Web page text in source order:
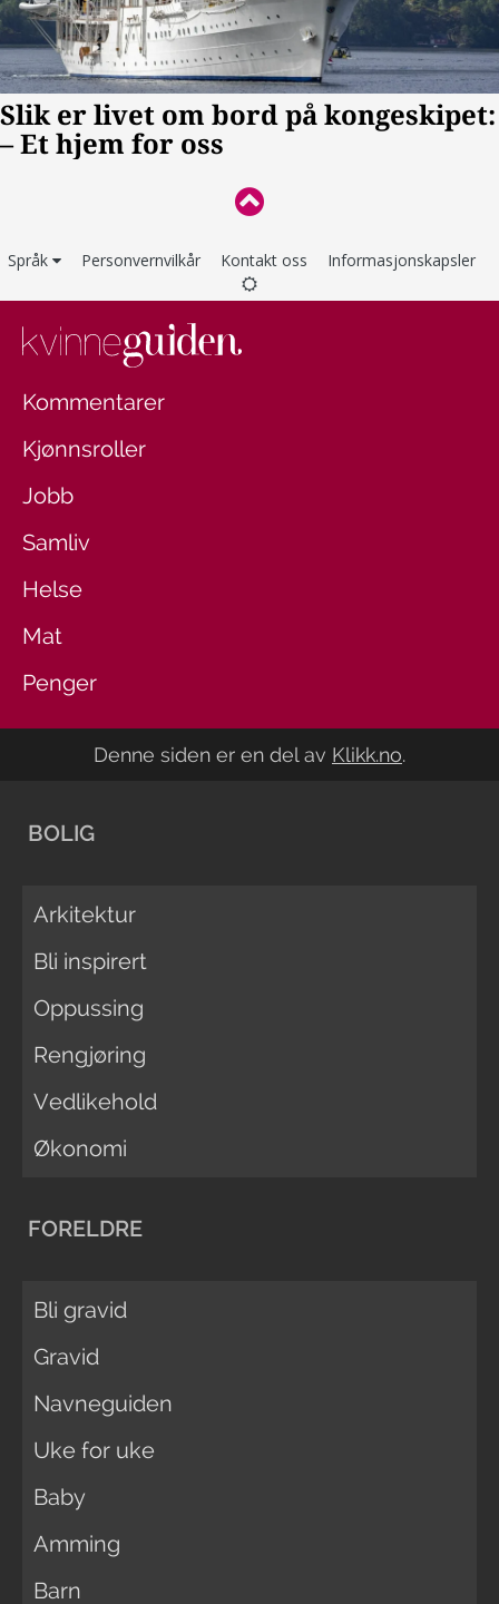
Språk Personvernvilkår Kontakt oss Informasjonskapsler
Kommentarer
Kjønnsroller
Jobb
Samliv
Helse
Mat
Penger
Denne siden er en del av Klikk.no.
BOLIG
Arkitektur
Bli inspirert
Oppussing
Rengjøring
Vedlikehold
Økonomi
FORELDRE
Bli gravid
Gravid
Navneguiden
Uke for uke
Baby
Amming
Barn